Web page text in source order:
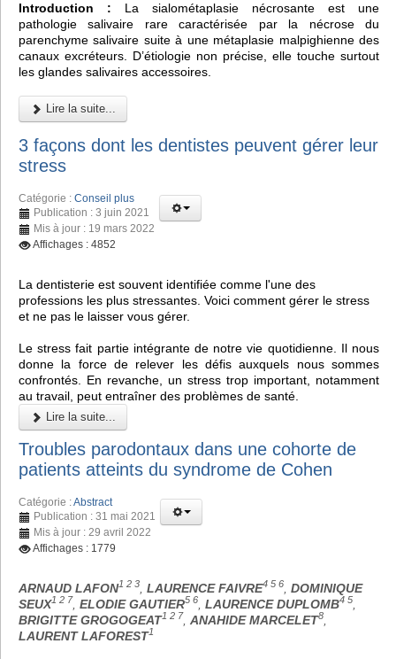
Introduction : La sialométaplasie nécrosante est une
pathologie salivaire rare caractérisée par la nécrose du
parenchyme salivaire suite à une métaplasie malpighienne des
canaux excréteurs. D’étiologie non précise, elle touche surtout
les glandes salivaires accessoires.
Lire la suite...
3 façons dont les dentistes peuvent gérer leur
stress
Catégorie : Conseil plus
Publication : 3 juin 2021
Mis à jour : 19 mars 2022
Affichages : 4852
La dentisterie est souvent identifiée comme l'une des
professions les plus stressantes. Voici comment gérer le stress
et ne pas le laisser vous gérer.
Le stress fait partie intégrante de notre vie quotidienne. Il nous
donne la force de relever les défis auxquels nous sommes
confrontés. En revanche, un stress trop important, notamment
au travail, peut entraîner des problèmes de santé.
Lire la suite...
Troubles parodontaux dans une cohorte de
patients atteints du syndrome de Cohen
Catégorie :Abstract
Publication : 31 mai 2021
Mis à jour : 29 avril 2022
Affichages : 1779
ARNAUD LAFON1 2 3 LAURENCE FAIVRE4 5 6
DOMINIQUE
SEUX1 2 7 ELODIE GAUTIER5 6 LAURENCE DUPLOMB4 5
BRIGITTE GROGOGEAT1 2 7 ANAHIDE MARCELET8
LAURENT LAFOREST1